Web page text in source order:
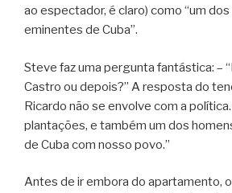
ao espectador, é claro) como “um
eminentes de Cuba”.
Steve faz uma pergunta fantástica: –
Castro ou depois?” A resposta do
Ricardo não se envolve com a
plantações, e também um dos
de Cuba com nosso povo.”
Antes de ir embora do apartamento,